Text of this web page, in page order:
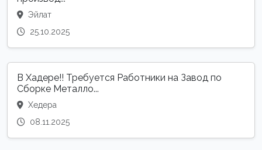
Эйлат
25.10.2025
В Хадере!! Требуется Работники на Завод по
Сборке Металло...
Хедера
08.11.2025